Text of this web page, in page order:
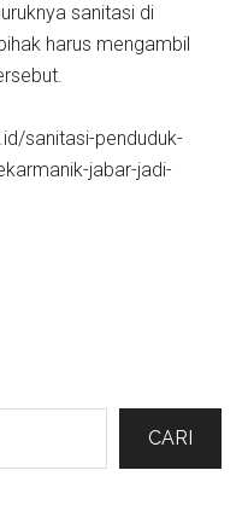
sanitasi di
harus mengambil
sanitasi-penduduk-
jabar-jadi-
CARI